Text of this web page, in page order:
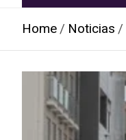
Home Noticias